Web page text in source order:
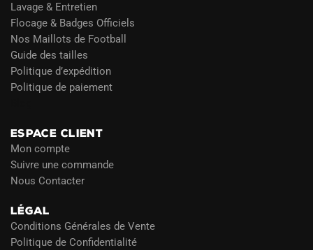
Lavage & Entretien
Flocage & Badges Officiels
Nos Maillots de Football
Guide des tailles
Politique d’expédition
Politique de paiement
ESPACE CLIENT
Mon compte
Suivre une commande
Nous Contacter
LÉGAL
Conditions Générales de Vente
Politique de Confidentialité